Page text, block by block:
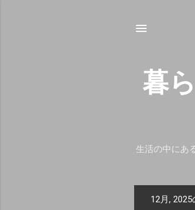
暮
生活の中にあ
12月,